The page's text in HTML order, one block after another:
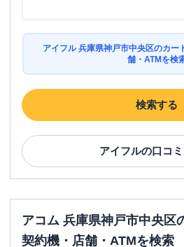
駐車場 ✕
兵庫県神戸市
７ 湊川ビル６
営業時間
平日：09:00-
土曜：09:00-
日祝：09:00-
ATM営業時間
土曜：24時間
：24時間
アイフル 兵庫県神戸市中央区のカー
舗・ATMを検
検索する
アイフルの口コ
アコム 兵庫県神戸市中央区
契約機・店舗・ATMを検索